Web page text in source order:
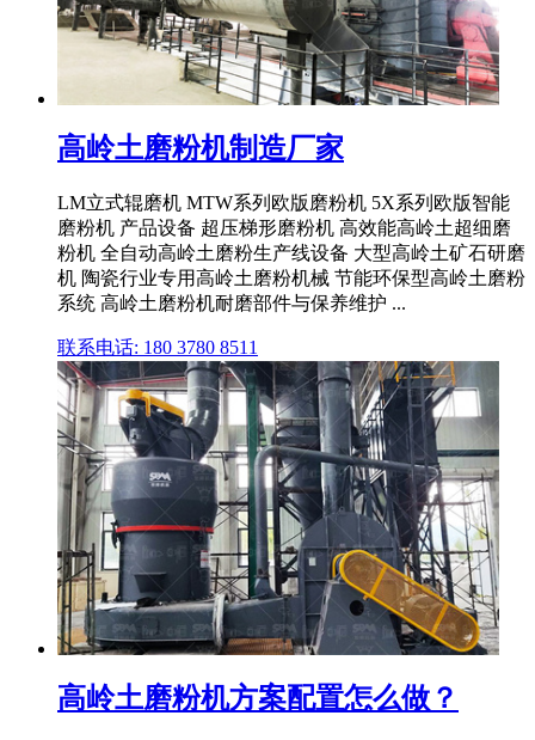
高岭土磨粉机制造厂家
LM立式辊磨机 MTW系列欧版磨粉机 5X系列欧版智能
磨粉机 产品设备 超压梯形磨粉机 高效能高岭土超细磨
粉机 全自动高岭土磨粉生产线设备 大型高岭土矿石研磨
机 陶瓷行业专用高岭土磨粉机械 节能环保型高岭土磨粉
系统 高岭土磨粉机耐磨部件与保养维护 ...
联系电话: 180 3780 8511
高岭土磨粉机方案配置怎么做？